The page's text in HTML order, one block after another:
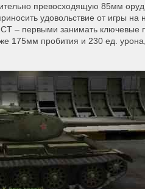
превосходящую 85мм
удовольствие от игры
– первыми занимать ключевые
пробития и 230 ед.